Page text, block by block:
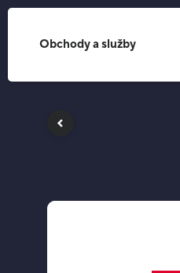
Obchody a služby